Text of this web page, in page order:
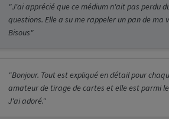
"J'ai apprécié que ce médium n'ait pas perdu
questions. Elle a su me rappeler un pan de
Bisous"
"Bonjour. Tout est expliqué en détail pour
amateur de tirage de cartes et elle est parmi
J'ai adoré."